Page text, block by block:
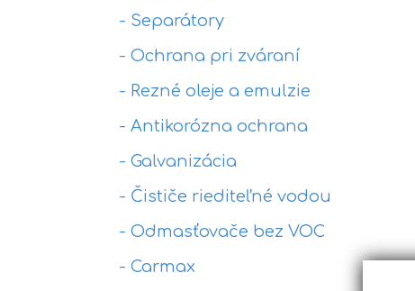
- Separátory
- Ochrana pri zváraní
- Rezné oleje a emulzie
- Antikorózna ochrana
- Galvanizácia
- Čističe riediteľné vodou
- Odmasťovače bez VOC
- Carmax